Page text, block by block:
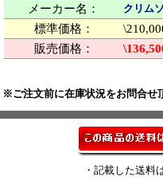
メーカー名：
クリム
標準価格：
販売価格：
※ご注文前に在庫状況をお問合せ
・記載した送料